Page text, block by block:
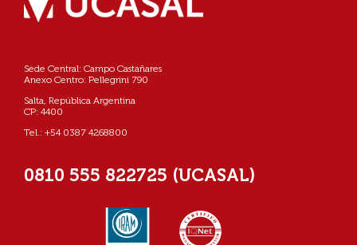
Sede Central: Campo Castañares
Anexo Centro: Pellegrini 790
Salta, República Argentina
CP: 4400
Tel.: +54 0387 4268800
0810 555 822725 (UCASAL)